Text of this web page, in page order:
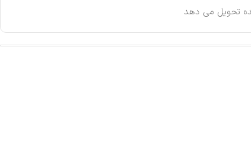
تحویل می دهد